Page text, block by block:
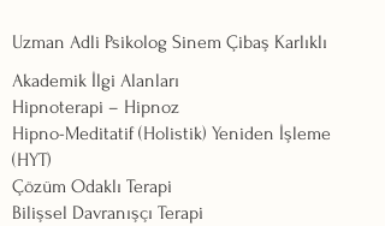
Uzman Adli Psikolog Sinem Çibaş Karlıklı
Akademik İlgi Alanları
Hipnoterapi – Hipnoz
Hipno-Meditatif (Holistik) Yeniden İşleme
(HYT)
Çözüm Odaklı Terapi
Bilişsel Davranışçı Terapi